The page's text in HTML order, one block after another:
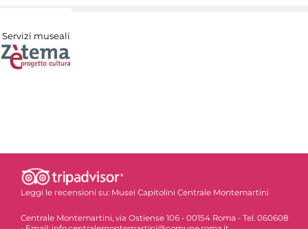
Servizi museali
Leggi le recensioni su: Musei Capitolini Centrale Montemartini
Centrale Montemartini, via Ostiense 106 - 00154 Roma - Tel. 060608